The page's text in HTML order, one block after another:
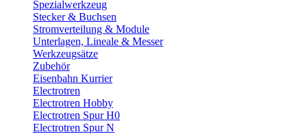
Spezialwerkzeug
Stecker & Buchsen
Stromverteilung & Module
Unterlagen, Lineale & Messer
Werkzeugsätze
Zubehör
Eisenbahn Kurrier
Electrotren
Electrotren Hobby
Electrotren Spur H0
Electrotren Spur N